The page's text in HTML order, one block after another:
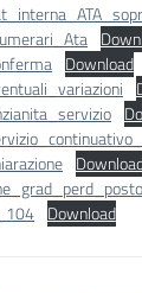
Download
Download